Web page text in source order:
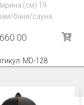
(см) 19
баня/сауна
00
MD-128